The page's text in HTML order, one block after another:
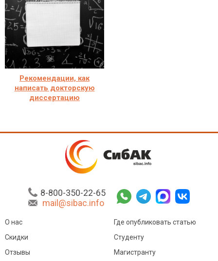
Рекомендации, как
написать докторскую
диссертацию
8-800-350-22-65
mail@sibac.info
О нас
Скидки
Отзывы
Где опубликовать статью
Студенту
Магистранту